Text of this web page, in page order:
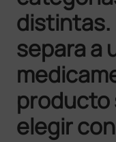
distintas.
separa a
producto
elegir